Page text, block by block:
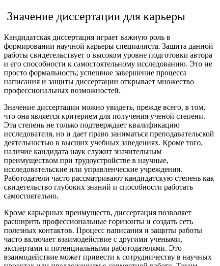
Значение диссертации для карьеры
Кандидатская диссертация играет важную роль в
формировании научной карьеры специалиста. Защита данной
работы свидетельствует о высоком уровне подготовки автора
и его способности к самостоятельному исследованию. Это не
просто формальность; успешное завершение процесса
написания и защиты диссертации открывает множество
профессиональных возможностей.
Значение диссертации можно увидеть, прежде всего, в том,
что она является критерием для получения ученой степени.
Эта степень не только подтверждает квалификацию
исследователя, но и дает право заниматься преподавательской
деятельностью в высших учебных заведениях. Кроме того,
наличие кандидата наук служит значительным
преимуществом при трудоустройстве в научные,
исследовательские или управленческие учреждения.
Работодатели часто рассматривают кандидатскую степень как
свидетельство глубоких знаний и способности работать
самостоятельно.
Кроме карьерных преимуществ, диссертация позволяет
расширить профессиональные горизонты и создать сеть
полезных контактов. Процесс написания и защиты работы
часто включает взаимодействие с другими учеными,
экспертами и потенциальными работодателями. Это
взаимодействие может привести к сотрудничеству в научных